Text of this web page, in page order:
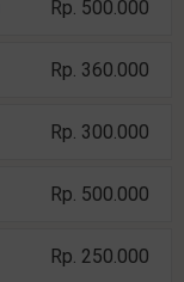
Rp. 500.000
Rp. 360.000
Rp. 300.000
Rp. 500.000
Rp. 250.000